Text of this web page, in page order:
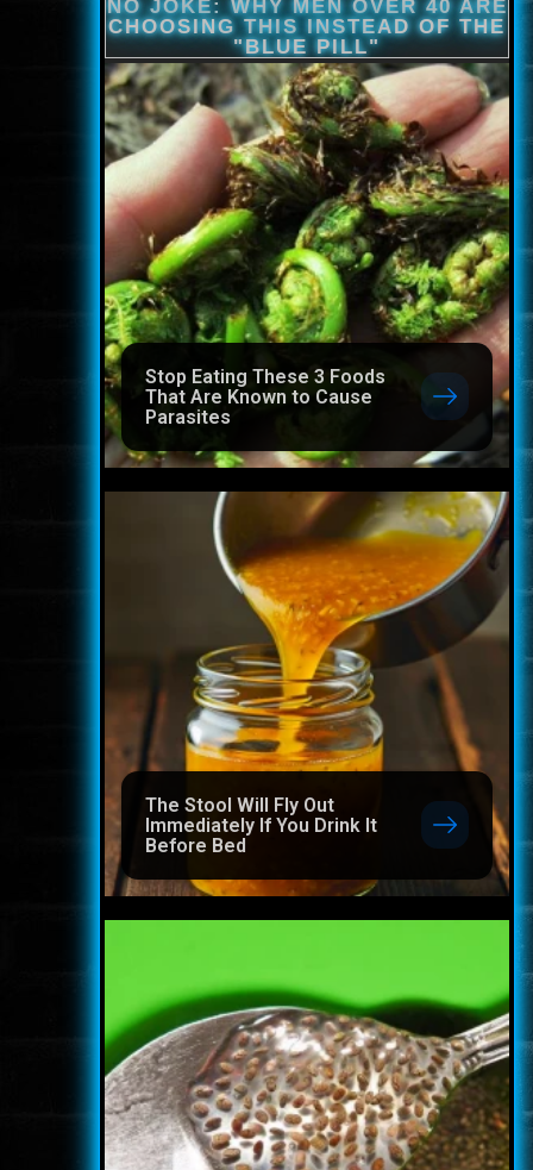
Stop Eating These 3 Foods
That Are Known to Cause
Parasites
The Stool Will Fly Out
Immediately If You Drink It
Before Bed